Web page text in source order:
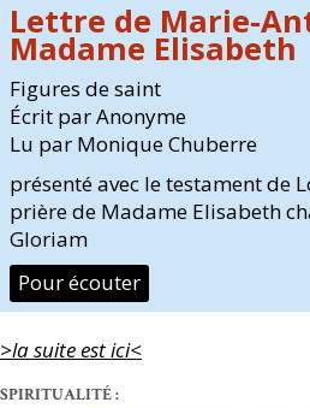
Lettre de Marie-
Madame Elisabeth
Figures de saint
Écrit par Anonyme
Lu par Monique Chuberre
présenté avec le testament de
prière de Madame Elisabeth
Gloriam
Pour écouter
>la suite est ici<
SPIRITUALITÉ :